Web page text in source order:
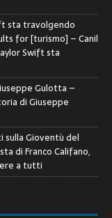
sta travolgendo
for [turismo] – Canil
Swift sta
Gulotta –
di Giuseppe
sulla Gioventù del
di Franco Califano,
a tutti